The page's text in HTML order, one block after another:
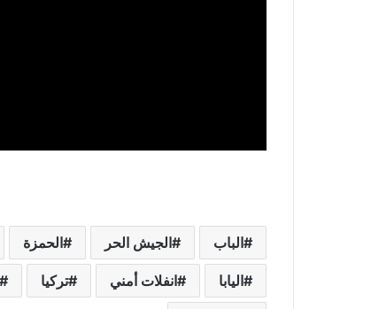
الباب الجيش الحر الحمزة
اليابا انفلات أمني تركيا